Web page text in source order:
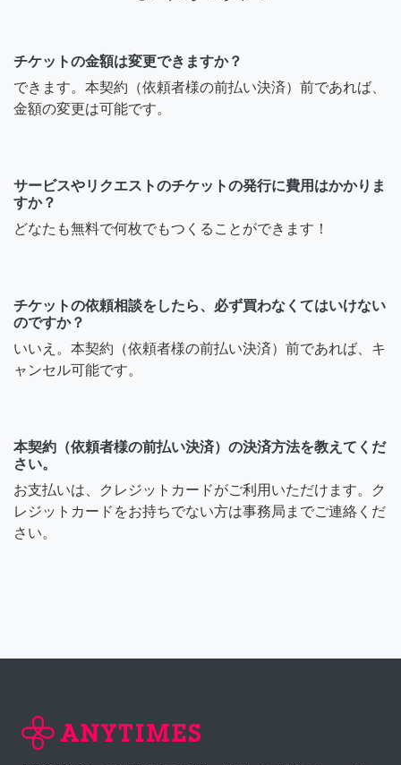
チケットの金額は変更できますか？
できます。本契約（依頼者様の前払い決済）前であれば、
金額の変更は可能です。
サービスやリクエストのチケットの発行に費用はかかりま
すか？
どなたも無料で何枚でもつくることができます！
チケットの依頼相談をしたら、必ず買わなくてはいけない
のですか？
いいえ。本契約（依頼者様の前払い決済）前であれば、キ
ャンセル可能です。
本契約（依頼者様の前払い決済）の決済方法を教えてくだ
さい。
お支払いは、クレジットカードがご利用いただけます。ク
レジットカードをお持ちでない方は事務局までご連絡くだ
さい。